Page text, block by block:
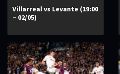
Villarreal vs Levante (19:00
– 02/05)